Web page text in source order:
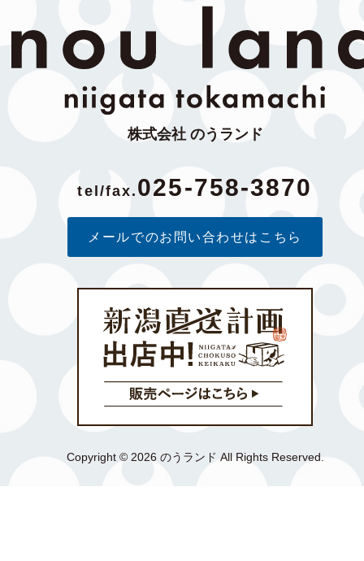
株式会社 のうランド
tel/fax. 025-758-3870
メールでのお問い合わせはこちら
Copyright © 2026 のうランド All Rights Reserved.